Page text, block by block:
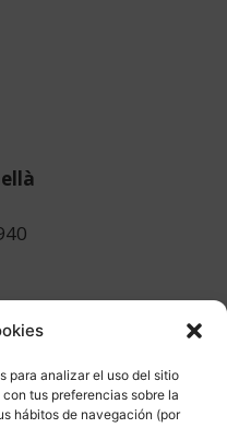
para analizar el uso del sitio
tus preferencias sobre la
hábitos de navegación (por
-Mentions légales-